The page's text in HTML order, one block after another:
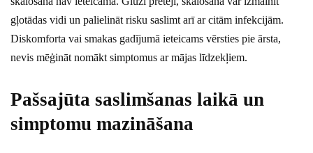
gļotādas vidi un palielināt risku saslimt arī ar citām infekcijām.
Diskomforta vai smakas gadījumā ieteicams vērsties pie ārsta,
nevis mēģināt nomākt simptomus ar mājas līdzekļiem.
Pašsajūta saslimšanas laikā un
simptomu mazināšana